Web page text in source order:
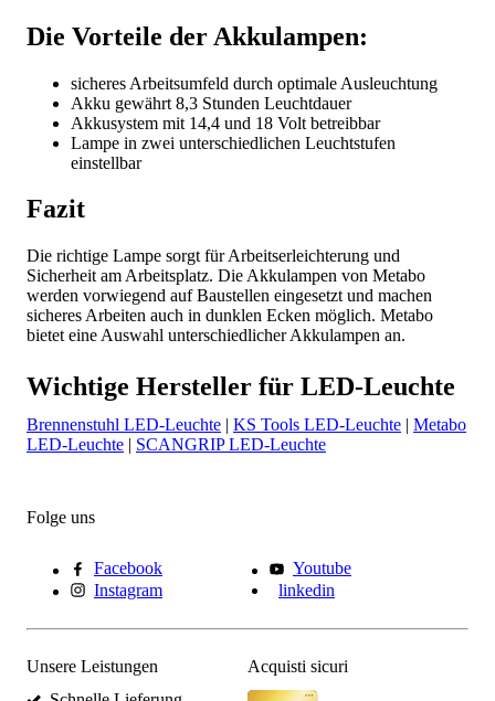
Die Vorteile der Akkulampen:
sicheres Arbeitsumfeld durch optimale Ausleuchtung
Akku gewährt 8,3 Stunden Leuchtdauer
Akkusystem mit 14,4 und 18 Volt betreibbar
Lampe in zwei unterschiedlichen Leuchtstufen
einstellbar
Fazit
Die richtige Lampe sorgt für Arbeitserleichterung und
Sicherheit am Arbeitsplatz. Die Akkulampen von Metabo
werden vorwiegend auf Baustellen eingesetzt und machen
sicheres Arbeiten auch in dunklen Ecken möglich. Metabo
bietet eine Auswahl unterschiedlicher Akkulampen an.
Wichtige Hersteller für LED-Leuchte
Brennenstuhl LED-Leuchte | KS Tools LED-Leuchte | Metabo
LED-Leuchte | SCANGRIP LED-Leuchte
Folge uns
Facebook
Youtube
Instagram
linkedin
Unsere Leistungen
Acquisti sicuri